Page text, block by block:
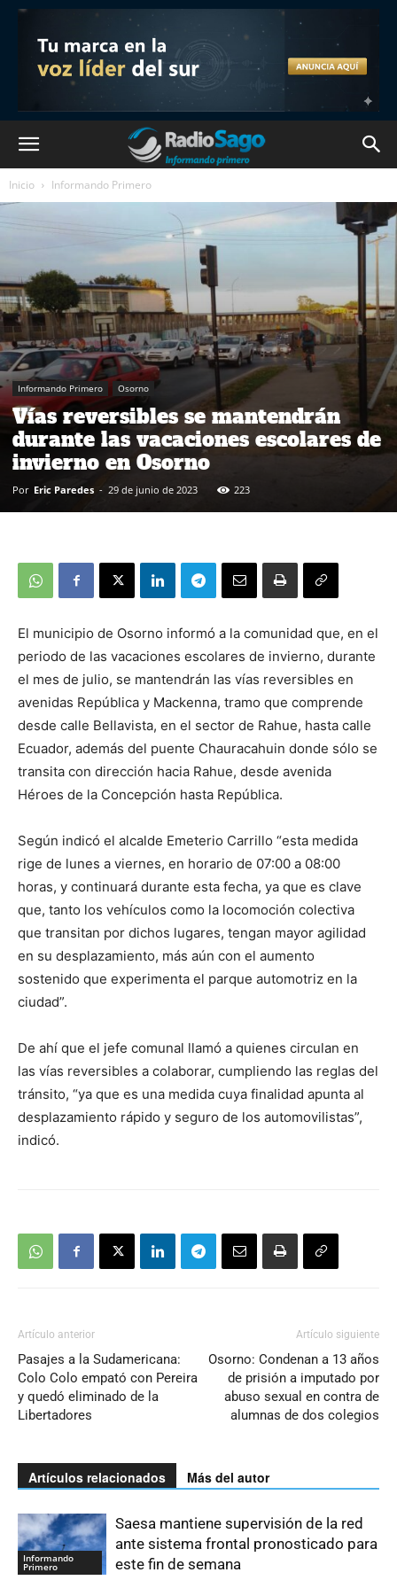
Inicio Informando Primero
Informando Primero Osorno
Vías reversibles se mantendrán
durante las vacaciones escolares de
invierno en Osorno
Por Eric Paredes - 29 de junio de 2023 223
El municipio de Osorno informó a la comunidad que, en el
periodo de las vacaciones escolares de invierno, durante
el mes de julio, se mantendrán las vías reversibles en
avenidas República y Mackenna, tramo que comprende
desde calle Bellavista, en el sector de Rahue, hasta calle
Ecuador, además del puente Chauracahuin donde sólo se
transita con dirección hacia Rahue, desde avenida
Héroes de la Concepción hasta República.
Según indicó el alcalde Emeterio Carrillo “esta medida
rige de lunes a viernes, en horario de 07:00 a 08:00
horas, y continuará durante esta fecha, ya que es clave
que, tanto los vehículos como la locomoción colectiva
que transitan por dichos lugares, tengan mayor agilidad
en su desplazamiento, más aún con el aumento
sostenido que experimenta el parque automotriz en la
ciudad”.
De ahí que el jefe comunal llamó a quienes circulan en
las vías reversibles a colaborar, cumpliendo las reglas del
tránsito, “ya que es una medida cuya finalidad apunta al
desplazamiento rápido y seguro de los automovilistas”,
indicó.
Artículo anterior
Pasajes a la Sudamericana:
Colo Colo empató con Pereira
y quedó eliminado de la
Libertadores
Artículo siguiente
Osorno: Condenan a 13 años
de prisión a imputado por
abuso sexual en contra de
alumnas de dos colegios
Artículos relacionados Más del autor
Informando
Primero
Saesa mantiene supervisión de la red
ante sistema frontal pronosticado para
este fin de semana